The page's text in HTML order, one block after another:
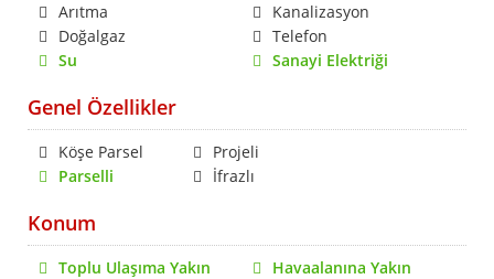
Arıtma
Kanalizasyon
Doğalgaz
Telefon
Su
Sanayi Elektriği
Genel Özellikler
Köşe Parsel
Projeli
Parselli
İfrazlı
Konum
Toplu Ulaşıma Yakın
Havaalanına Yakın